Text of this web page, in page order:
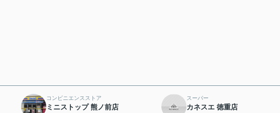
コンビニエンスストア
ミニストップ 熊ノ前店
スーパー
カネスエ 徳重店